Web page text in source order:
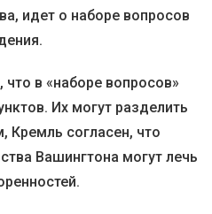
идет о наборе вопросов
в «наборе вопросов»
Их могут разделить
Кремль согласен, что
Вашингтона могут лечь